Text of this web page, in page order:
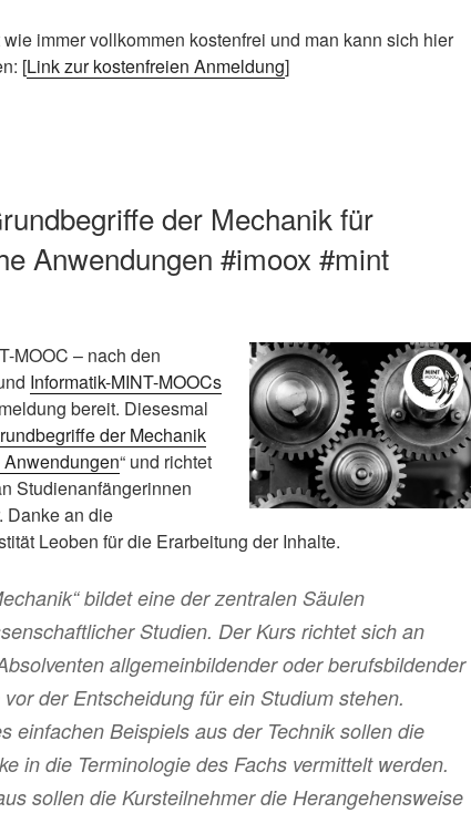
immer vollkommen kostenfrei und man kann sich hier
[Link zur kostenfreien Anmeldung]
der Mechanik für
Anwendungen #imoox #mint
MOOC – nach den
Informatik-MINT-MOOCs
bereit. Diesesmal
der Mechanik
“ und richtet
Studienanfängerinnen
Danke an die
Leoben für die Erarbeitung der Inhalte.
bildet eine der zentralen Säulen
Studien. Der Kurs richtet sich an
allgemeinbildender oder berufsbildender
der Entscheidung für ein Studium stehen.
einfachen Beispiels aus der Technik sollen die
in die Terminologie des Fachs vermittelt werden.
sollen die Kursteilnehmer die Herangehensweise